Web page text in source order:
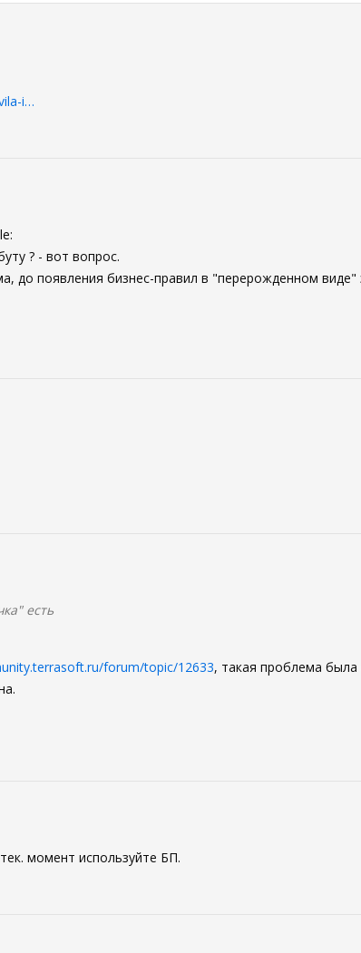
i…
? - вот вопрос.
до появления бизнес-правил в "перерожденном виде"
есть
forum/topic/12633, такая проблема
момент используйте БП.